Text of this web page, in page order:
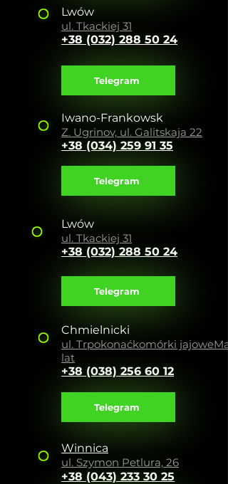
Telegram
Iwano-Frankowsk
Z. Ugrinov, ul. Galitskaja 22
+38 (034) 259 91 35
Telegram
Lwów
ul. Tkackiej 31
+38 (032) 288 50 24
Telegram
Chmielnicki
ul. Trpokonaćkomórki jajowe
lat
+38 (038) 256 60 12
Telegram
Lwów
ul. Tkackiej 31
+38 (032) 288 50 24
Winnica
ul. Szymon Petlura, 26
+38 (043) 233 30 25